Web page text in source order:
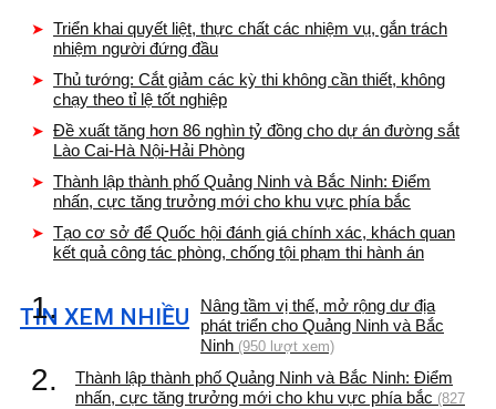
Triển khai quyết liệt, thực chất các nhiệm vụ, gắn trách
nhiệm người đứng đầu
Thủ tướng: Cắt giảm các kỳ thi không cần thiết, không
chạy theo tỉ lệ tốt nghiệp
Đề xuất tăng hơn 86 nghìn tỷ đồng cho dự án đường sắt
Lào Cai-Hà Nội-Hải Phòng
Thành lập thành phố Quảng Ninh và Bắc Ninh: Điểm
nhấn, cực tăng trưởng mới cho khu vực phía bắc
Tạo cơ sở để Quốc hội đánh giá chính xác, khách quan
kết quả công tác phòng, chống tội phạm thi hành án
TIN XEM NHIỀU
1.
Nâng tầm vị thế, mở rộng dư địa
phát triển cho Quảng Ninh và Bắc
Ninh (950 lượt xem)
2.
Thành lập thành phố Quảng Ninh và Bắc Ninh: Điểm
nhấn, cực tăng trưởng mới cho khu vực phía bắc (827